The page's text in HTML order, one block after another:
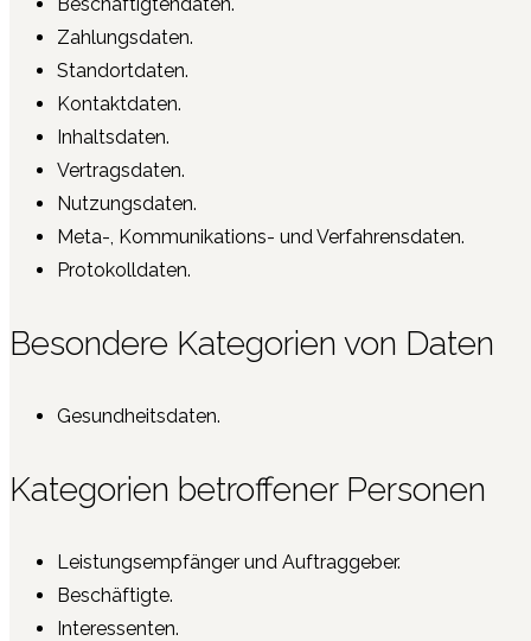
Zahlungsdaten.
Standortdaten.
Kontaktdaten.
Inhaltsdaten.
Vertragsdaten.
Nutzungsdaten.
Meta-, Kommunikations- und Verfahrensdaten.
Protokolldaten.
Besondere Kategorien von Daten
Gesundheitsdaten.
Kategorien betroffener Personen
Leistungsempfänger und Auftraggeber.
Beschäftigte.
Interessenten.